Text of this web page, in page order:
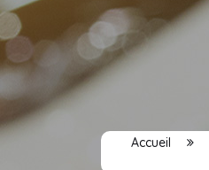
Accueil